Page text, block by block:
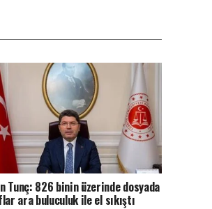
Tunç: 826 binin üzerinde dosyada
ara buluculuk ile el sıkıştı